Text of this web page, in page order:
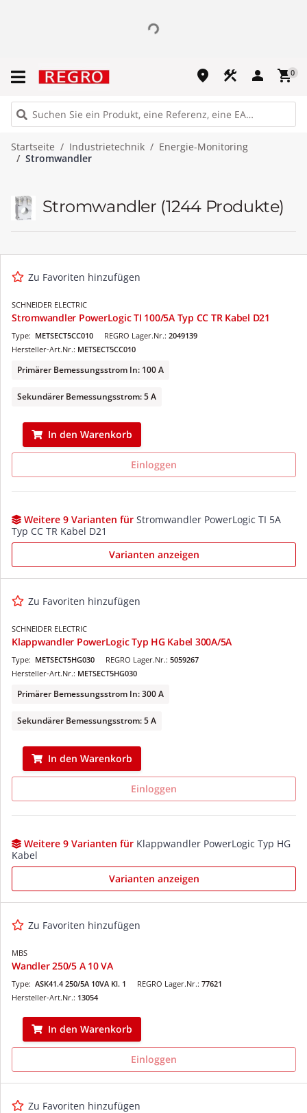
place construction person shopping_cart0
Startseite Industrietechnik
Energie-Monitoring
Stromwandler
Stromwandler (1244 Produkte)
Zu Favoriten hinzufügen
SCHNEIDER ELECTRIC
Stromwandler PowerLogic TI 100/5A Typ CC TR Kabel D21
REGRO Lager.Nr.: 2049139
Type: METSECT5CC010
Hersteller-Art.Nr.: METSECT5CC010
Primärer Bemessungsstrom In: 100 A
Sekundärer Bemessungsstrom: 5 A
In den Warenkorb
Einloggen
Weitere 9 Varianten für Stromwandler PowerLogic TI 5A
Typ CC TR Kabel D21
Varianten anzeigen
Zu Favoriten hinzufügen
SCHNEIDER ELECTRIC
Klappwandler PowerLogic Typ HG Kabel 300A/5A
REGRO Lager.Nr.: 5059267
Type: METSECT5HG030
Hersteller-Art.Nr.: METSECT5HG030
Primärer Bemessungsstrom In: 300 A
Sekundärer Bemessungsstrom: 5 A
In den Warenkorb
Einloggen
Weitere 9 Varianten für Klappwandler PowerLogic Typ HG
Kabel
Varianten anzeigen
Zu Favoriten hinzufügen
MBS
Wandler 250/5 A 10 VA
REGRO Lager.Nr.: 77621
Type: ASK41.4 250/5A 10VA Kl. 1
Hersteller-Art.Nr.: 13054
In den Warenkorb
Einloggen
Zu Favoriten hinzufügen